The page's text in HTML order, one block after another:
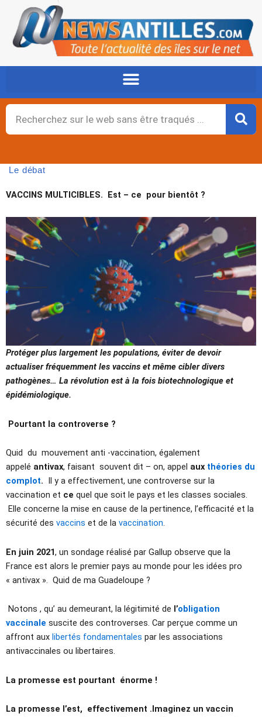
contenu
Rechercher
Le débat
VACCINS MULTICIBLES. Est – ce pour bientôt ?
Protéger plus largement les populations, éviter de devoir
actualiser fréquemment les vaccins et même cibler divers
pathogènes… La révolution est à la fois biotechnologique et
épidémiologique.
Pourtant la controverse ?
Quid du mouvement anti -vaccination, également
appelé antivax, faisant souvent dit – on, appel aux théories du
complot. Il y a effectivement, une controverse sur la
vaccination et ce quel que soit le pays et les classes sociales.
Elle concerne la mise en cause de la pertinence, l’efficacité et la
sécurité des vaccins et de la vaccination.
En juin 2021, un sondage réalisé par Gallup observe que la
France est alors le premier pays au monde pour les idées pro
« antivax ». Quid de ma Guadeloupe ?
Notons , qu’ au demeurant, la légitimité de l’obligation
vaccinale suscite des controverses. Car perçue comme un
affront aux libertés fondamentales par les associations
antivaccinales ou libertaires.
La promesse est pourtant énorme !
La promesse l’est, effectivement .Imaginez un vaccin